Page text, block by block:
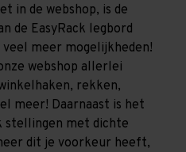
in de webshop, is de
de EasyRack legbord
meer mogelijkheden!
webshop allerlei
rekken,
meer! Daarnaast is het
stellingen met dichte
dit je voorkeur heeft,